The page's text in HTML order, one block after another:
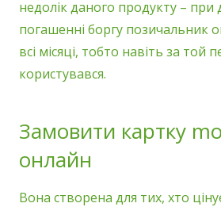
недолік даного продукту –
погашенні боргу позичальник
всі місяці, тобто навіть за той
користувався.
Замовити картку
онлайн
Вона створена для тих, хто